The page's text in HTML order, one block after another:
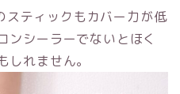
ティックもカバー力が低
ンシーラーでないとほく
れません。